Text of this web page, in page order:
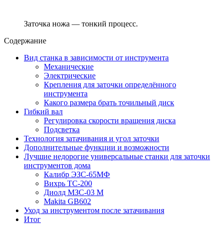
Заточка ножа — тонкий процесс.
Содержание
Вид станка в зависимости от инструмента
Механические
Электрические
Крепления для заточки определённого
инструмента
Какого размера брать точильный диск
Гибкий вал
Регулировка скорости вращения диска
Подсветка
Технология затачивания и угол заточки
Дополнительные функции и возможности
Лучшие недорогие универсальные станки для заточки
инструментов дома
Калибр ЭЗС-65МФ
Вихрь ТС-200
Диолд МЗС-03 М
Makita GB602
Уход за инструментом после затачивания
Итог